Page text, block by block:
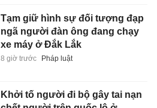
Tạm giữ hình sự đối tượng đạp
ngã người đàn ông đang chạy
xe máy ở Đắk Lắk
8 giờ trước Pháp luật
Khởi tố người đi bộ gây tai nạn